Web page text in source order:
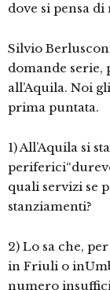
dove si pensa di
Silvio
domande serie,
all’Aquila. Noi
prima puntata.
1) All’Aquila si
quali servizi se
stanziamenti?
2) Lo sa che,
in Friuli o
numero